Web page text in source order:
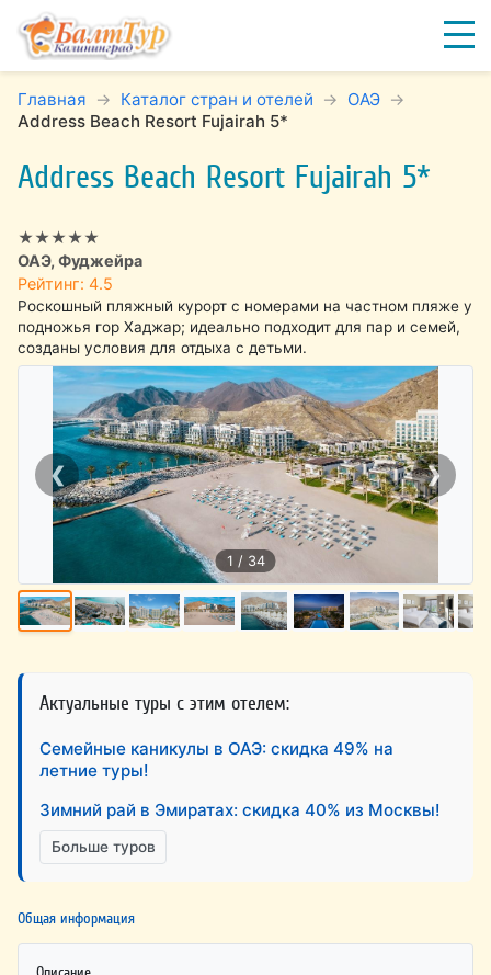
Главная Каталог стран и отелей
ОАЭ
Address Beach Resort Fujairah 5*
Address Beach Resort Fujairah 5*
★★★★★
ОАЭ, Фуджейра
Рейтинг: 4.5
Роскошный пляжный курорт с номерами на частном пляже у
подножья гор Хаджар; идеально подходит для пар и семей,
созданы условия для отдыха с детьми.
❮ ❯
1 / 34
Актуальные туры с этим отелем:
Семейные каникулы в ОАЭ: скидка 49% на
летние туры!
Зимний рай в Эмиратах: скидка 40% из Москвы!
Больше туров
Общая информация
Описание